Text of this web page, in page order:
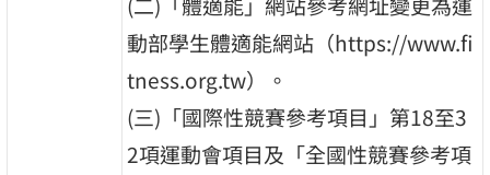
動部學生體適能網站（https://www.fi
tness.org.tw）。
(三)「國際性競賽參考項目」第18至3
2項運動會項目及「全國性競賽參考項